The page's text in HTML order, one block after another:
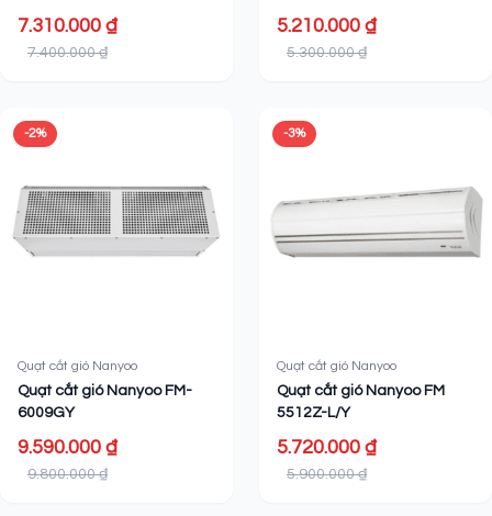
7.310.000 ₫
7.400.000 ₫
5.210.000 ₫
5.300.000 ₫
-2%
Quạt cắt gió Nanyoo
Quạt cắt gió Nanyoo FM-
6009GY
9.590.000 ₫
9.800.000 ₫
-3%
Quạt cắt gió Nanyoo
Quạt cắt gió Nanyoo FM
5512Z-L/Y
5.720.000 ₫
5.900.000 ₫